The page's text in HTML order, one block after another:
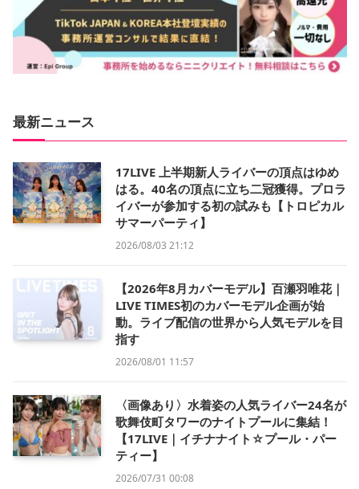
最新ニュース
17LIVE 上半期新人ライバーの頂点はゆめ
はる。40名の頂点に立ち二冠獲得。プロラ
イバーが参加する初の試みも【トロピカル
サマーパーティ】
2026/08/03 21:12
【2026年8月カバーモデル】百瀬羽唯花｜
LIVE TIMES初のカバーモデル企画が始
動。ライブ配信の世界から人気モデルを目
指す
2026/08/01 11:57
〈画像あり〉水着姿の人気ライバー24名が
歌舞伎町タワーのナイトプールに集結！
【17LIVE｜イチナナイト☆プール・パー
ティー】
2026/07/31 00:08